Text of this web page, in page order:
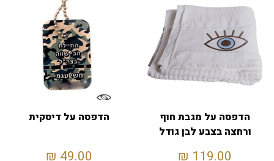
הדפסה על מגבת חוף
ורחצה בצבע לבן גודל
119.00
₪
הדפסה על דיסקית
49.00
₪